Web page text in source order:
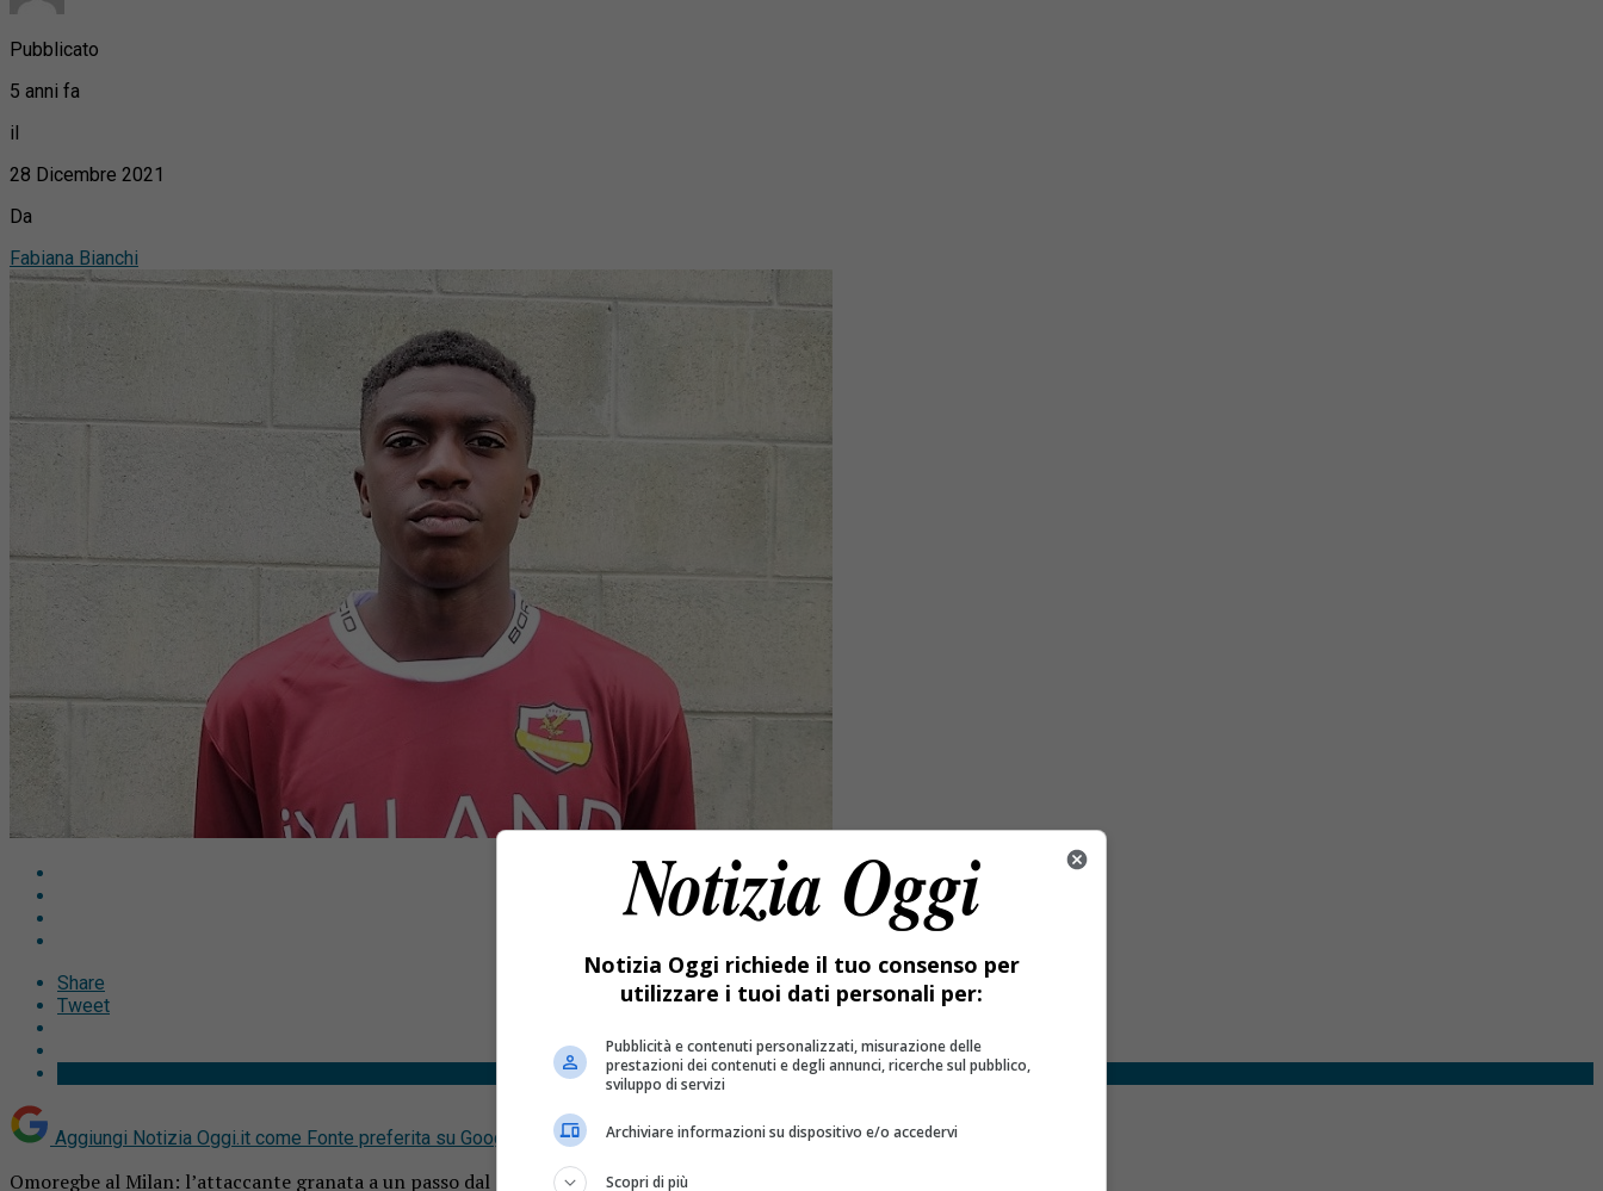
Pubblicato
5 anni fa
il
28 Dicembre 2021
Da
Fabiana Bianchi
Share
Tweet
Aggiungi Notizia Oggi.it come Fonte preferita su Google
Omoregbe al Milan: l’attaccante granata a un passo dal contratto.
Notizia Oggi richiede il tuo consenso per
utilizzare i tuoi dati personali per:
Pubblicità e contenuti personalizzati, misurazione delle
prestazioni dei contenuti e degli annunci, ricerche sul pubblico,
sviluppo di servizi
Archiviare informazioni su dispositivo e/o accedervi
Scopri di più